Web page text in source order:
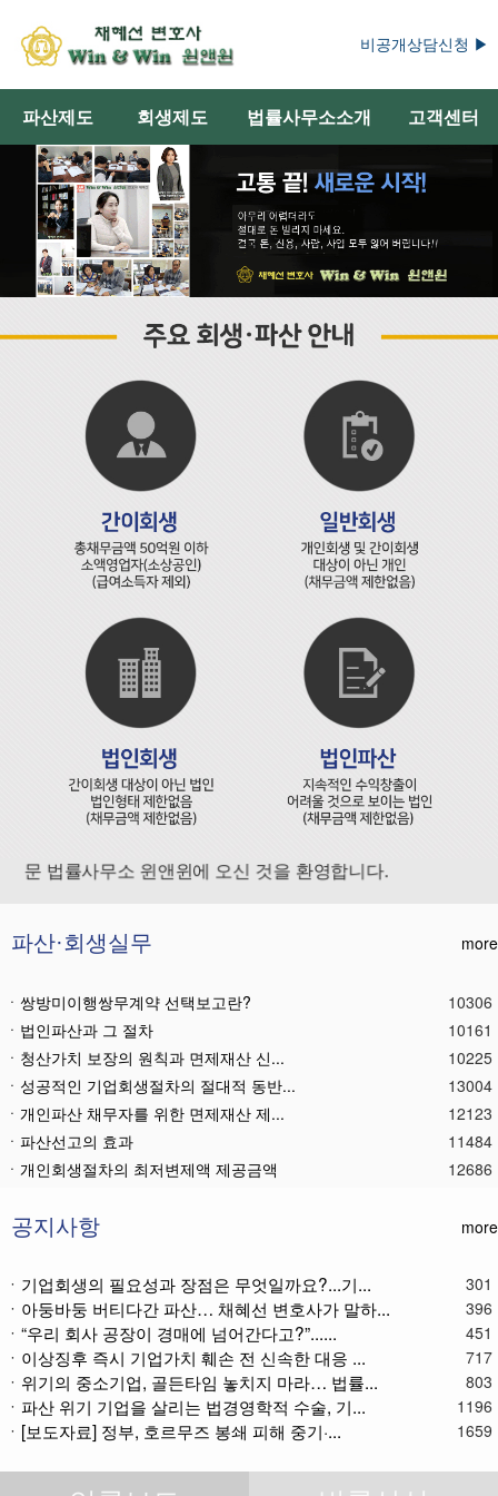
비공개상담신청 ▶
파산제도 회생제도 법률사무소소개 고객센터
법률사무소 윈앤윈에 오신 것을 환영합니다.
파산·회생실무 more
ㆍ쌍방미이행쌍무계약 선택보고란?
10306
ㆍ법인파산과 그 절차
10161
ㆍ청산가치 보장의 원칙과 면제재산 신...
10225
ㆍ성공적인 기업회생절차의 절대적 동반...
13004
ㆍ개인파산 채무자를 위한 면제재산 제...
12123
ㆍ파산선고의 효과
11484
ㆍ 개인회생절차의 최저변제액 제공금액
12686
ㆍ기업회생제도와 기업파산제도
11630
ㆍ법인파산 후 이사의 연대보증책임 해...
11588
ㆍ법인파산절차와 기업회생절차 개요
11881
ㆍ개인회생재단채권(우선권이 있는 채권...
11126
ㆍ개인회생재단이란?
11057
ㆍ개인회생채권이란?
11292
ㆍ가용소득이란?
11240
ㆍ회생신청 후 경매절차 정지신청은?
ㆍ별제권부 채권(회생절차에서의 근저당...
12195
공지사항 more
ㆍ기업회생의 필요성과 장점은 무엇일까요?...기... 301
ㆍ아둥바둥 버티다간 파산… 채혜선 변호사가 말하... 396
ㆍ“우리 회사 공장이 경매에 넘어간다고?”...... 451
ㆍ이상징후 즉시 기업가치 훼손 전 신속한 대응 ... 717
ㆍ위기의 중소기업, 골든타임 놓치지 마라… 법률... 803
ㆍ파산 위기 기업을 살리는 법경영학적 수술, 기... 1196
ㆍ[보도자료] 정부, 호르무즈 봉쇄 피해 중기·... 1659